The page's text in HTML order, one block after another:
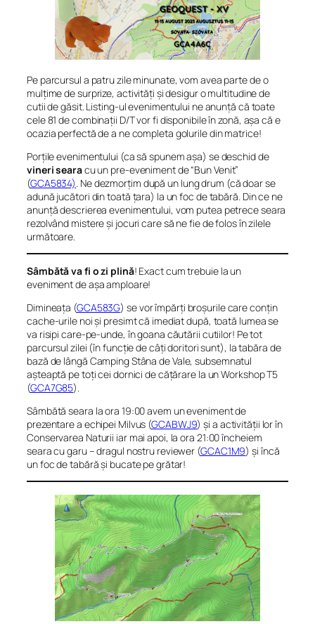
Pe parcursul a patru zile minunate, vom avea parte de o
mulțime de surprize, activități și desigur o multitudine de
cutii de găsit. Listing-ul evenimentului ne anunță că toate
cele 81 de combinații D/T vor fi disponibile în zonă, așa că e
ocazia perfectă de a ne completa golurile din matrice!
Porțile evenimentului (ca să spunem așa) se deschid de
vineri searacu un pre-eveniment de “Bun Venit”
(GCA5834) . Ne dezmorțim după un lung drum (că doar se
adună jucători din toată țara) la un foc de tabără. Din ce ne
anunță descrierea evenimentului, vom putea petrece seara
rezolvând mistere și jocuri care să ne fie de folos în zilele
următoare.
Sâmbătă va fi o zi plină! Exact cum trebuie la un
eveniment de așa amploare!
Dimineața (GCA583G) se vor împărți broșurile care conțin
cache-urile noi și presimt că imediat după, toată lumea se
va risipi care-pe-unde, în goana căutării cutiilor! Pe tot
parcursul zilei (în funcție de câți doritori sunt), la tabăra de
bază de lângă Camping Stâna de Vale, subsemnatul
așteaptă pe toți cei dornici de cățărare la un Workshop T5
(GCA7G85).
Sâmbătă seara la ora 19:00 avem un eveniment de
prezentare a echipei Milvus (GCABWJ9) și a activității lor în
Conservarea Naturii iar mai apoi, la ora 21:00 încheiem
seara cu garu – dragul nostru reviewer (GCAC1M9) și încă
un foc de tabără și bucate pe grătar!